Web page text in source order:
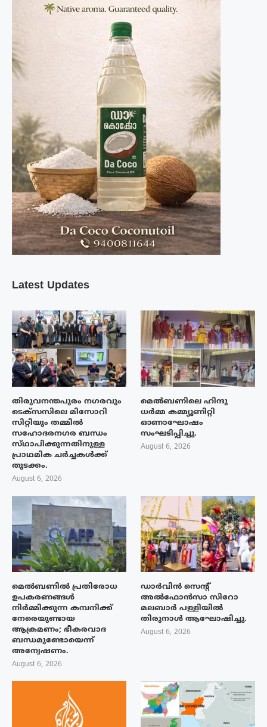
Latest Updates
തിരുവനന്തപുരം നഗരവും
ടെക്‌സസിലെ മിസോറി
സിറ്റിയും തമ്മിൽ
സഹോദരനഗര ബന്ധം
സ്‌ഥാപിക്കുന്നതിനുള്ള
പ്രാഥമിക ചർച്ചകൾക്ക്
തുടക്കം.
August 6, 2026
മെൽബണിലെ ഹിന്ദു
ധർമ്മ കമ്മ്യൂണിറ്റി
ഓണാഘോഷം
സംഘടിപ്പിച്ചു.
August 6, 2026
മെൽബണിൽ പ്രതിരോധ
ഉപകരണങ്ങൾ
നിർമ്മിക്കുന്ന കമ്പനിക്ക്
നേരെയുണ്ടായ
ആക്രമണം; ഭീകരവാദ
ബന്ധമുണ്ടോയെന്ന്
അന്വേഷണം.
August 6, 2026
ഡാർവിൻ സെന്റ്
അൽഫോൻസാ സിറോ
മലബാർ പള്ളിയിൽ
തിരുനാൾ ആഘോഷിച്ചു.
August 6, 2026